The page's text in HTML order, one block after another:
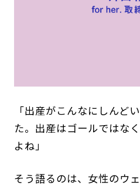
「出産がこんなにしんど
た。出産はゴールではな
よね」
そう語るのは、女性のウ